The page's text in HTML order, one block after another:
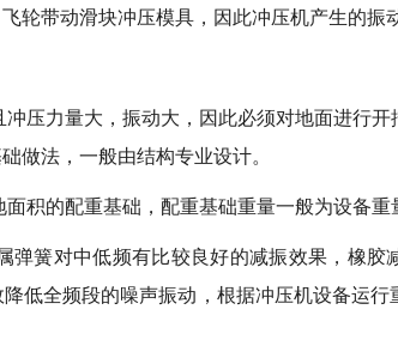
轮带动滑块冲压模具，因此冲压机产生的振
压力量大，振动大，因此必须对地面进行开
做法，一般由结构专业设计。
积的配重基础，配重基础重量一般为设备重
弹簧对中低频有比较良好的减振效果，橡胶
低全频段的噪声振动，根据冲压机设备运